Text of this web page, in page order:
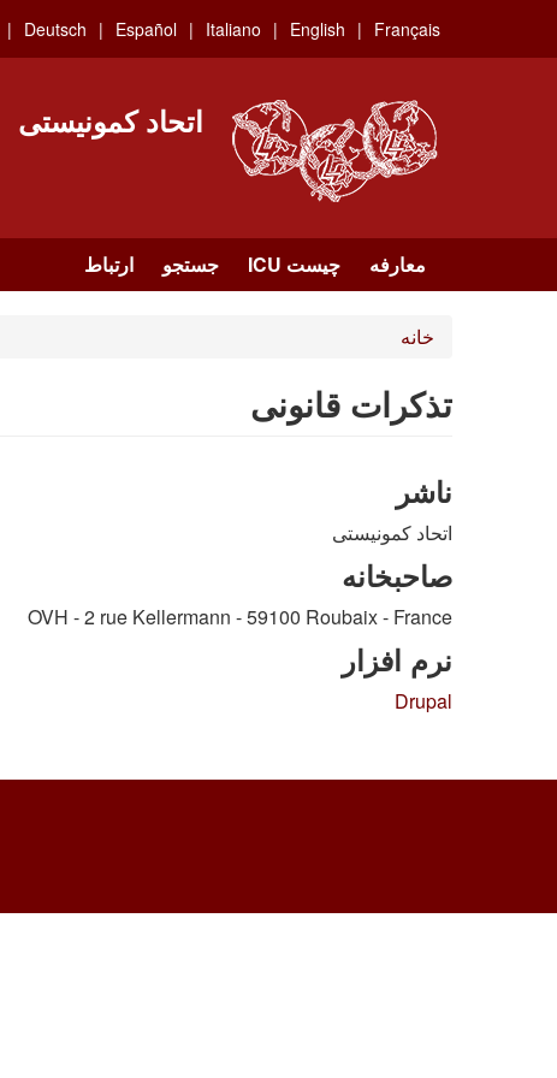
main
Français
English
Italiano
Español
Deutsch
اتحاد کمونیستی
معارفه چیست ICU جستجو ارتباط
خانه
تذکرات قانونی
ناشر
اتحاد کمونیستی
صاحبخانه
OVH - 2 rue Kellermann - 59100 Roubaix - France
نرم افزار
Drupal